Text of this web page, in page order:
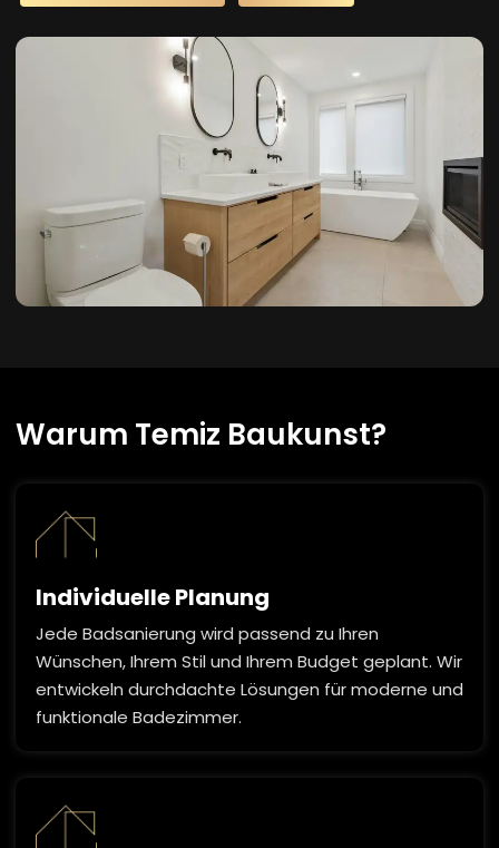
Warum Temiz Baukunst?
Individuelle Planung
Jede Badsanierung wird passend zu Ihren
Wünschen, Ihrem Stil und Ihrem Budget geplant. Wir
entwickeln durchdachte Lösungen für moderne und
funktionale Badezimmer.